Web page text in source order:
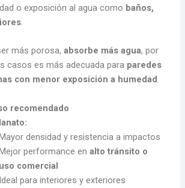
o exposición al agua como baños,
.
más porosa,absorbe más agua, por
casos es más adecuada para paredes
con menor exposición a humedad .
recomendado
densidad y resistencia a impactos
performance enalto tránsito o
uso comercial
Ideal para interiores y exteriores